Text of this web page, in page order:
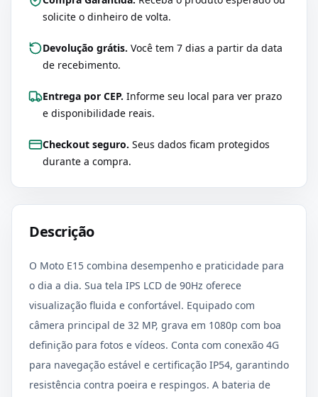
solicite o dinheiro de volta.
Devolução grátis. Você tem 7 dias a partir da data
de recebimento.
Entrega por CEP. Informe seu local para ver prazo
e disponibilidade reais.
Checkout seguro. Seus dados ficam protegidos
durante a compra.
Descrição
O Moto E15 combina desempenho e praticidade para
o dia a dia. Sua tela IPS LCD de 90Hz oferece
visualização fluida e confortável. Equipado com
câmera principal de 32 MP, grava em 1080p com boa
definição para fotos e vídeos. Conta com conexão 4G
para navegação estável e certificação IP54, garantindo
resistência contra poeira e respingos. A bateria de